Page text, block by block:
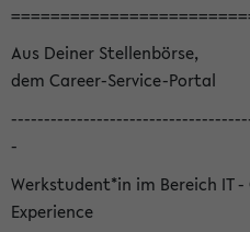
Aus Deiner Stellenbörse,
dem Career-Service-Portal
-
Werkstudent*in im Bereich IT
Experience